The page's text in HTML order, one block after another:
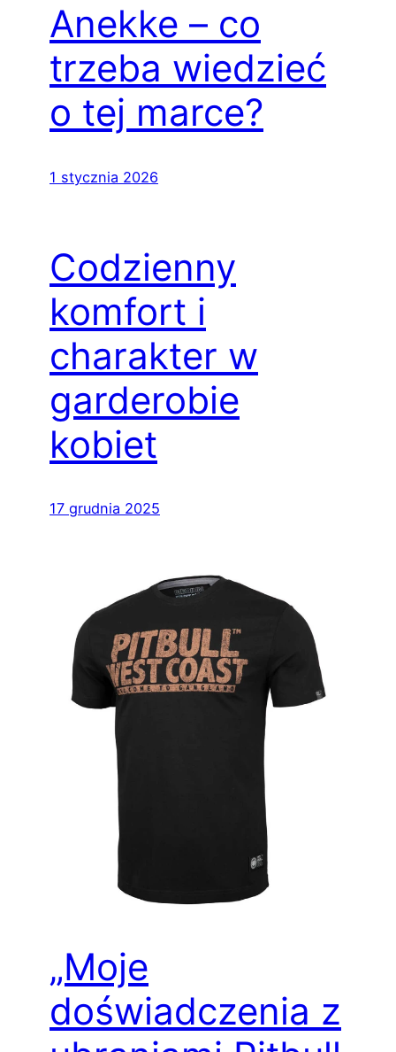
Anekke – co
trzeba wiedzieć
o tej marce?
1 stycznia 2026
Codzienny
komfort i
charakter w
garderobie
kobiet
17 grudnia 2025
„Moje
doświadczenia z